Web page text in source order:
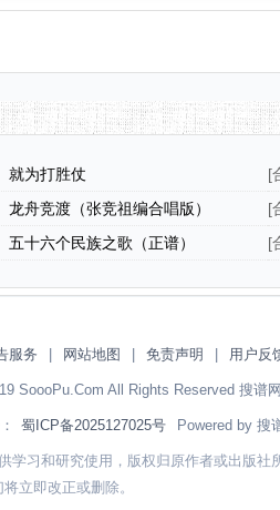
就为打胜仗 [
龙舟竞渡（张竞祖编合唱版） [
五十六个民族之歌（正谱） [
服务 网站地图 免责声明 用户反
SoooPu.Com All Rights Reserved 搜谱网
蜀ICP备2025127025号 Powered by 搜
学习和研究使用，版权归原作者或出版社
立即改正或删除。